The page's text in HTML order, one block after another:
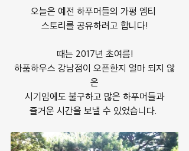
오늘은 예전 하푸머들의 가평 엠티
스토리를 공유하려고 합니다!
때는 2017년 초여름!
하품하우스 강남점이 오픈한지 얼마 되지 않
은
시기임에도 불구하고 많은 하푸머들과
즐거운 시간을 보낼 수 있었습니다.